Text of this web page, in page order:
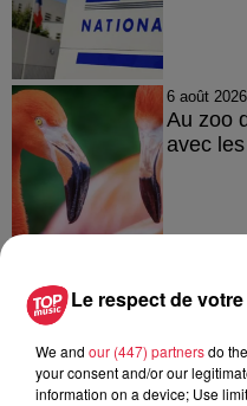
6 août 2026
Au zoo
avec
À découvrir
Le respect de
We and our (447) partnersdo
your consent and/or our
information on a device; Use